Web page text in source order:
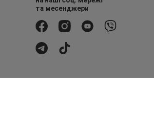
та месенджери